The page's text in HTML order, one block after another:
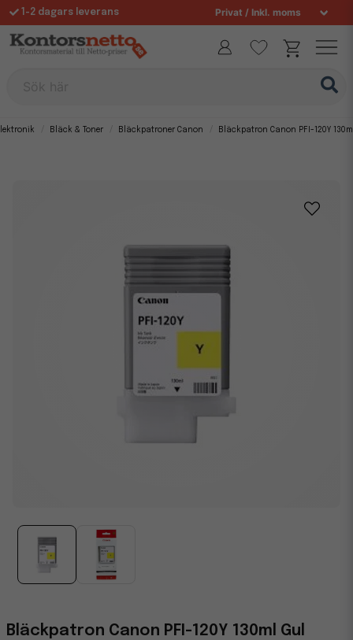
1-2 dagars leverans
Fri frakt över 995 kr
Bläck & Toner Bläckpatroner Canon Bläckpatron Canon PFI-120Y
Bläckpatron Canon PFI-120Y 130ml Gul